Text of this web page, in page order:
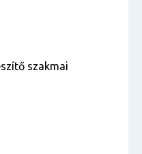
szakmai